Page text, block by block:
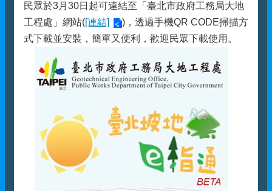
民眾於3月30日起可連結至「臺北市政府工務局大地
工程處」網站([連結]
)，透過手機QR CODE掃描方
式下載並安裝，簡單又便利，歡迎民眾下載使用。